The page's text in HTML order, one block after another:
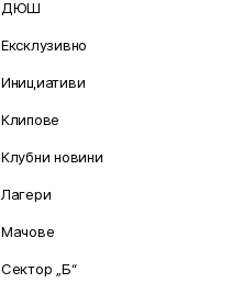
ДЮШ
Ексклузивно
Инициативи
Клипове
Клубни новини
Лагери
Мачове
Сектор „Б“